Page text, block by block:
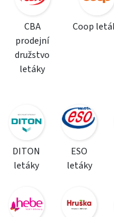
CBA
prodejní
družstvo
letáky
Coop
DITON
letáky
ESO
letáky